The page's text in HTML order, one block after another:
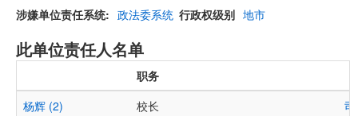
涉嫌单位责任系统
政法委系统 行政权级别 地市
此单位责任人名单
职务
杨辉 (2)
校长